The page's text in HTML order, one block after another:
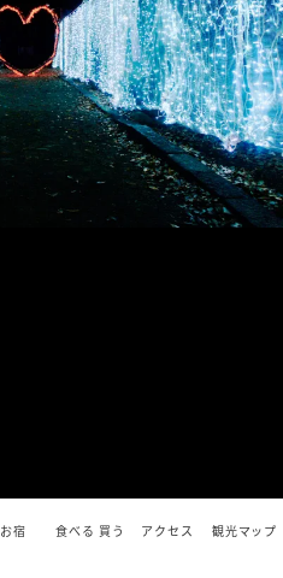
お宿 食べる 買う アクセス 観光マップ